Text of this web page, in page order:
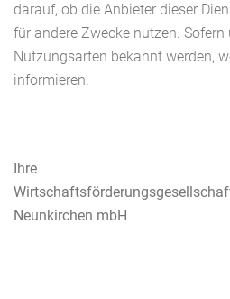
darauf, ob die Anbieter dieser
für andere Zwecke nutzen. Sofern
Nutzungsarten bekannt werden,
informieren.
Ihre
Neunkirchen mbH